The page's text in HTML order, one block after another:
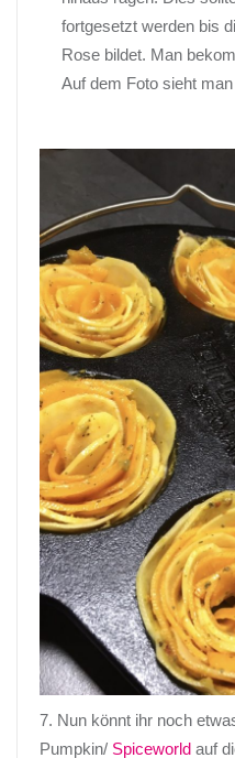
fortgesetzt werden bis
Rose bildet. Man
Auf dem Foto sieht
7. Nun könnt ihr noch
Pumpkin/ Spiceworld auf